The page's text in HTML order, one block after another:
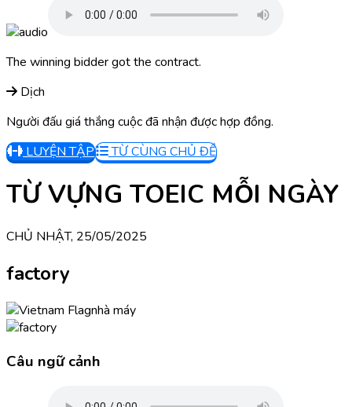
The winning bidder got the contract.
Dịch
Người đấu giá thắng cuộc đã nhận được hợp đồng.
LUYỆN TẬP
TỪ CÙNG CHỦ ĐỀ
TỪ VỰNG TOEIC MỖI NGÀY
CHỦ NHẬT, 25/05/2025
factory
nhà máy
Câu ngữ cảnh